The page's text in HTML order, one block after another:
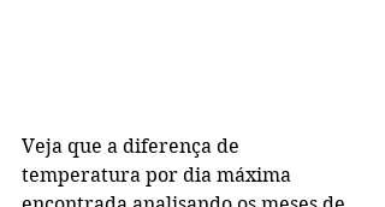
Veja que a diferença de
temperatura por dia máxima